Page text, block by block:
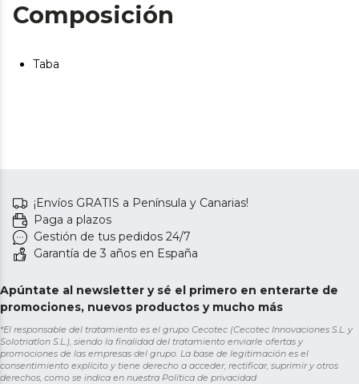
Composición
Taba
¡Envíos GRATIS a Península y Canarias!
Paga a plazos
Gestión de tus pedidos 24/7
Garantía de 3 años en España
Apúntate al newsletter y sé el primero en enterarte de
promociones, nuevos productos y mucho más
*El responsable del tratamiento es el grupo Cecotec (Cecotec Innovaciones S.L. y
Solotriatlon S.L.), siendo la finalidad del tratamiento enviarle ofertas y
promociones de las empresas del grupo. La base de legitimación es el
consentimiento explícito y tiene derecho a acceder, rectificar, suprimir y otros
derechos, como se indica en nuestra Política de privacidad